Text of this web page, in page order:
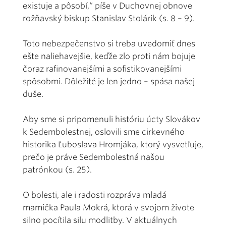
existuje a pôsobí,“ píše v Duchovnej obnove
rožňavský biskup Stanislav Stolárik (s. 8 – 9).
Toto nebezpečenstvo si treba uvedomiť dnes
ešte naliehavejšie, keďže zlo proti nám bojuje
čoraz rafinovanejšími a sofistikovanejšími
spôsobmi. Dôležité je len jedno – spása našej
duše.
Aby sme si pripomenuli históriu úcty Slovákov
k Sedembolestnej, oslovili sme cirkevného
historika Ľuboslava Hromjáka, ktorý vysvetľuje,
prečo je práve Sedembolestná našou
patrónkou (s. 25).
O bolesti, ale i radosti rozpráva mladá
mamička Paula Mokrá, ktorá v svojom živote
silno pocítila silu modlitby. V aktuálnych